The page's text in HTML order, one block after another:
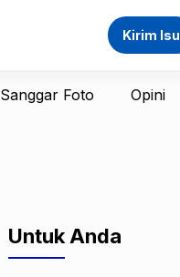
Kirim Isu
Sanggar Foto Opini
Untuk Anda